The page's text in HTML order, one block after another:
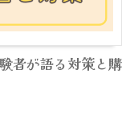
者が語る対策と購